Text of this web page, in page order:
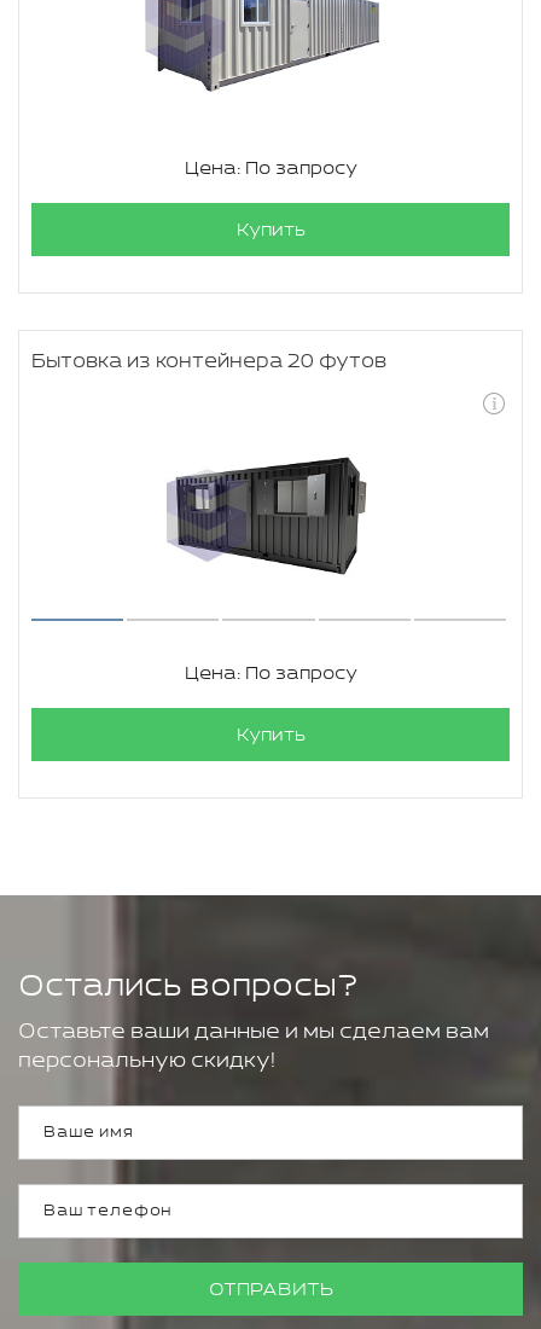
Цена: По запросу
Купить
Бытовка из контейнера 20 футов
Цена: По запросу
Купить
Остались вопросы?
Оставьте ваши данные и мы сделаем вам
персональную скидку!
ОТПРАВИТЬ